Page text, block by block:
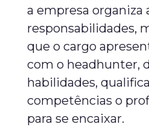
a empresa organiza
responsabilidades,
que o cargo
com o headhunter,
habilidades,
competências o
para se encaixar.